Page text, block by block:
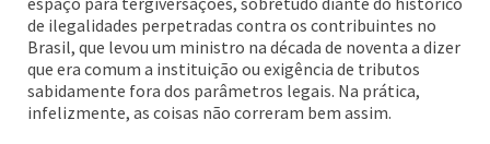
de ilegalidades perpetradas contra os contribuintes no
Brasil, que levou um ministro na década de noventa a dizer
que era comum a instituição ou exigência de tributos
sabidamente fora dos parâmetros legais. Na prática,
infelizmente, as coisas não correram bem assim.